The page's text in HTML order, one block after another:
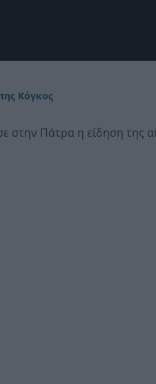
Κόγκος
στην Πάτρα η είδηση της